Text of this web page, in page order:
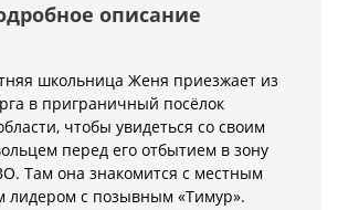
описание
школьница Женя приезжает из
в приграничный посёлок
чтобы увидеться со своим
перед его отбытием в зону
Там она знакомится с местным
лидером с позывным «Тимур».